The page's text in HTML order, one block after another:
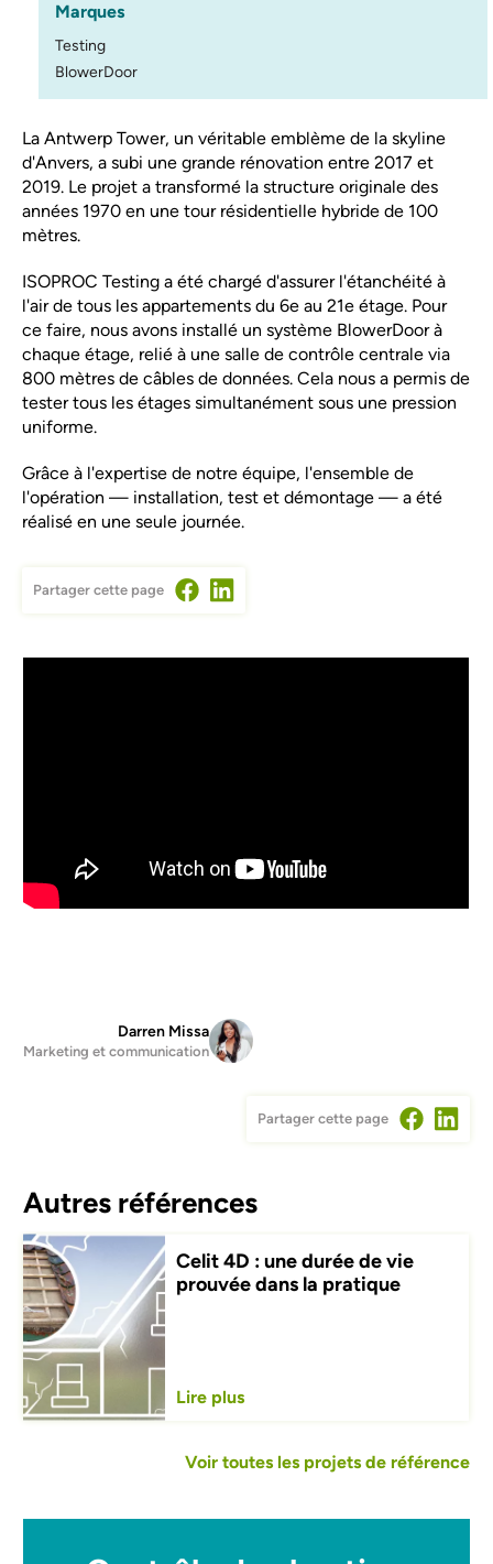
Marques
Testing
BlowerDoor
La Antwerp Tower, un véritable emblème de la skyline
d'Anvers, a subi une grande rénovation entre 2017 et
2019. Le projet a transformé la structure originale des
années 1970 en une tour résidentielle hybride de 100
mètres.
ISOPROC Testing a été chargé d'assurer l'étanchéité à
l'air de tous les appartements du 6e au 21e étage. Pour
ce faire, nous avons installé un système BlowerDoor à
chaque étage, relié à une salle de contrôle centrale via
800 mètres de câbles de données. Cela nous a permis de
tester tous les étages simultanément sous une pression
uniforme.
Grâce à l'expertise de notre équipe, l'ensemble de
l'opération — installation, test et démontage — a été
réalisé en une seule journée.
Partager cette page
Darren Missa
Marketing et communication
Partager cette page
Autres références
RÉNOVATION
Rénovation écologique d'une
Lire plus
Voir toutes les projets de référence